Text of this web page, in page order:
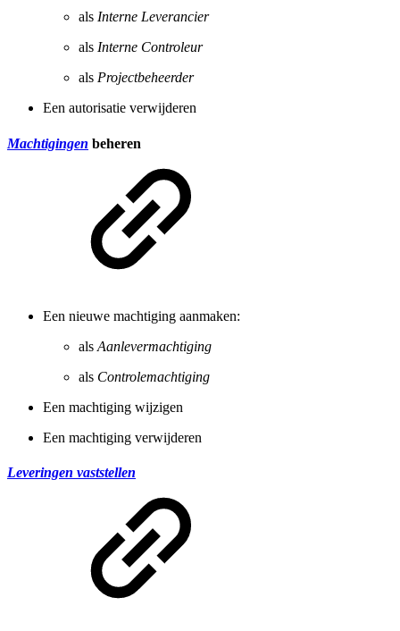
als Interne Leverancier
als Interne Controleur
als Projectbeheerder
Een autorisatie verwijderen
Machtigingen beheren
Een nieuwe machtiging aanmaken:
als Aanlevermachtiging
als Controlemachtiging
Een machtiging wijzigen
Een machtiging verwijderen
Leveringen vaststellen